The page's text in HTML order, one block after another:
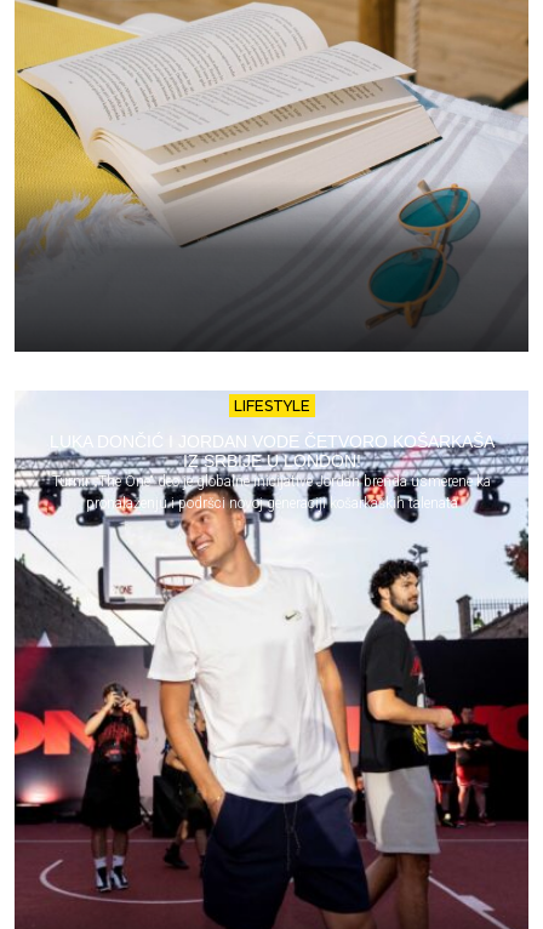
LIFESTYLE
LUKA DONČIĆ I JORDAN VODE ČETVORO KOŠARKAŠA
IZ SRBIJE U LONDON!
Turnir „The One“ deo je globalne inicijative Jordan brenda usmerene ka
pronalaženju i podršci novoj generaciji košarkaških talenata